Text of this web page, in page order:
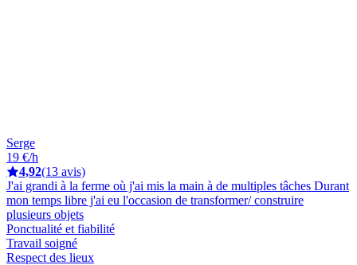
Serge
19 €/h
4,92(13 avis)
J'ai grandi à la ferme où j'ai mis la main à de multiples tâches Durant
mon temps libre j'ai eu l'occasion de transformer/ construire
plusieurs objets
Ponctualité et fiabilité
Travail soigné
Respect des lieux